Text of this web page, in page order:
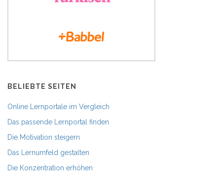
BELIEBTE SEITEN
Online Lernportale im Vergleich
Das passende Lernportal finden
Die Motivation steigern
Das Lernumfeld gestalten
Die Konzentration erhöhen